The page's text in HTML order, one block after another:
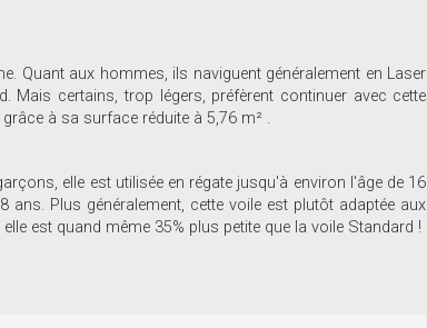
Quant aux hommes, ils naviguent généralement en Laser
Mais certains, trop légers, préfèrent continuer avec cette
à sa surface réduite à 5,76 m² .
elle est utilisée en régate jusqu'à environ l'âge de 16
ans. Plus généralement, cette voile est plutôt adaptée aux
est quand même 35% plus petite que la voile Standard !